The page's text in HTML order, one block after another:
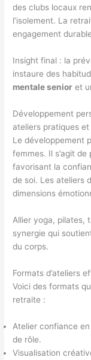
des clubs locaux
l’isolement. La
engagement
Insight final : la
instaure des
mentale senior et
Développement
ateliers pratiques
Le développement
femmes. Il s’agit
favorisant la
de soi. Les ateliers
dimensions
Allier yoga, pilates,
synergie qui
du corps.
Formats d’ateliers
Voici des formats
retraite :
Atelier confiance
de rôle.
Visualisation